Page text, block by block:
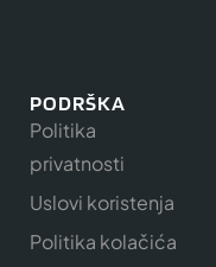
PODRŠKA
Politika
privatnosti
Uslovi koristenja
Politika kolačića